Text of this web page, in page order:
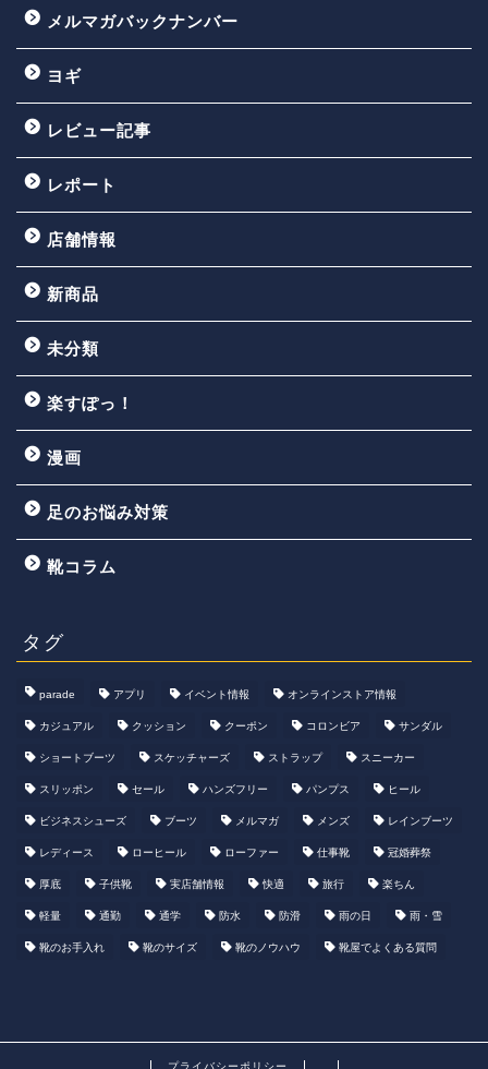
メルマガバックナンバー
ヨギ
レビュー記事
レポート
店舗情報
新商品
未分類
楽すぽっ！
漫画
足のお悩み対策
靴コラム
タグ
parade アプリ イベント情報 オンラインストア情報
カジュアル クッション クーポン コロンビア サンダル
ショートブーツ スケッチャーズ ストラップ スニーカー
スリッポン セール ハンズフリー パンプス ヒール
ビジネスシューズ ブーツ メルマガ メンズ レインブーツ
レディース ローヒール ローファー 仕事靴 冠婚葬祭
厚底 子供靴 実店舗情報 快適 旅行 楽ちん
軽量 通勤 通学 防水 防滑 雨の日 雨・雪
靴のお手入れ 靴のサイズ 靴のノウハウ 靴屋でよくある質問
プライバシーポリシー